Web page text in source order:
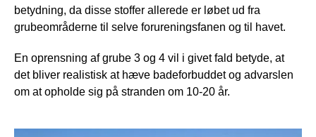
betydning, da disse stoffer allerede er løbet ud fra
grubeområderne til selve forureningsfanen og til havet.
En oprensning af grube 3 og 4 vil i givet fald betyde, at
det bliver realistisk at hæve badeforbuddet og advarslen
om at opholde sig på stranden om 10-20 år.